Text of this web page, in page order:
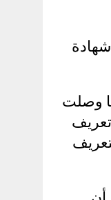
كتبها كل ما وصلت